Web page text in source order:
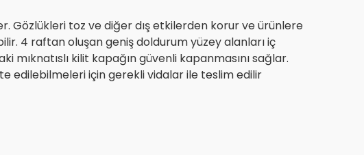
Gözlükleri toz ve diğer dış etkilerden korur ve ürünlere
4 raftan oluşan geniş doldurum yüzey alanları iç
kilit kapağın güvenli kapanmasını sağlar.
edilebilmeleri için gerekli vidalar ile teslim edilir